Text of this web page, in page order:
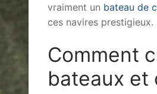
vraiment un bateau de
ces navires prestigieux.
Comment
bateaux et